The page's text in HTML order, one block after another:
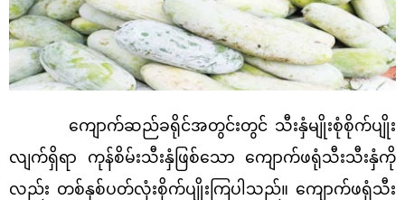
ကျောက်ဆည်ခရိုင်အတွင်းတွင် သီးနှံမျိုးစုံစိုက်ပျိုး
လျက်ရှိရာ ကုန်စိမ်းသီးနှံဖြစ်သော ကျောက်ဖရုံသီးသီးနှံကို
လည်း တစ်နှစ်ပတ်လုံးစိုက်ပျိုးကြပါသည်။ ကျောက်ဖရုံသီး